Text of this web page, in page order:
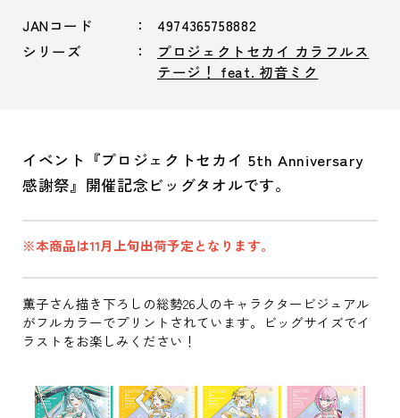
JANコード
4974365758882
シリーズ
プロジェクトセカイ カラフルス
テージ！ feat. 初音ミク
イベント『プロジェクトセカイ 5th Anniversary
感謝祭』開催記念ビッグタオルです。
※本商品は11月上旬出荷予定となります。
薫子さん描き下ろしの総勢26人のキャラクタービジュアル
がフルカラーでプリントされています。ビッグサイズでイ
ラストをお楽しみください！